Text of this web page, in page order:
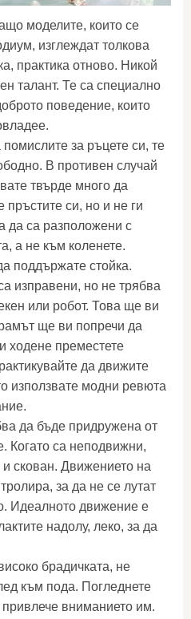
моделите, които се
изглеждат толкова
практика отново. Никой
талант. Те са специално
поведение, които
за ръцете си, те
В противен случай
твърде много да
пръстите си, но и не ги
да са разположени с
а не към коленете.
поддържате стойка.
изправени, но не трябва
или робот. Това ще ви
ще ви попречи да
ходене преместете
да движите
използвате модни ревюта
да бъде придружена от
Когато са неподвижни,
и скован. Движението на
за да не се лутат
Идеалното движение е
надолу, леко, за да
брадичката, не
към пода. Погледнете
вниманието им.